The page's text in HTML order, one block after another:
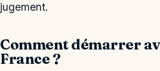
jugement.
Comment démarrer
France ?